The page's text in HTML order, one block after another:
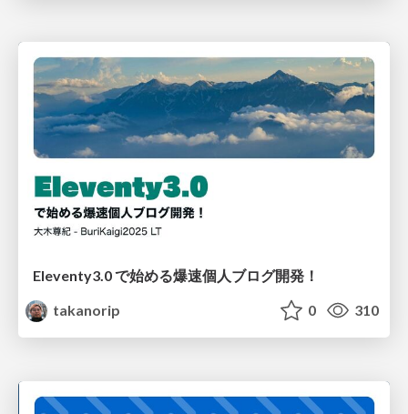
Eleventy3.0 で始める爆速個人ブログ開発！
takanorip
0 310